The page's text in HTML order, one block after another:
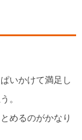
いかけて満足し
。
めるのがかなり